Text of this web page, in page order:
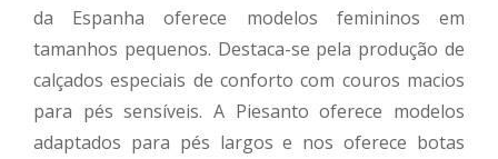
da Espanha oferece modelos femininos em
tamanhos pequenos. Destaca-se pela produção de
calçados especiais de conforto com couros macios
para pés sensíveis. A Piesanto oferece modelos
adaptados para pés largos e nos oferece botas